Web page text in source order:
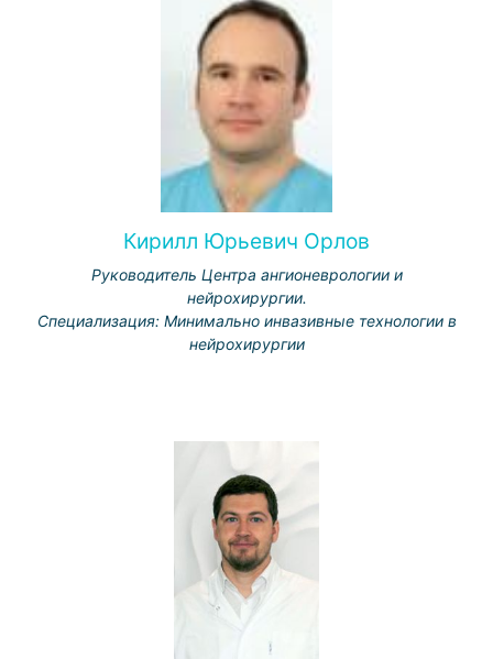
Кирилл Юрьевич Орлов
Руководитель Центра ангионеврологии и
нейрохирургии.
Специализация: Минимально инвазивные технологии в
нейрохирургии